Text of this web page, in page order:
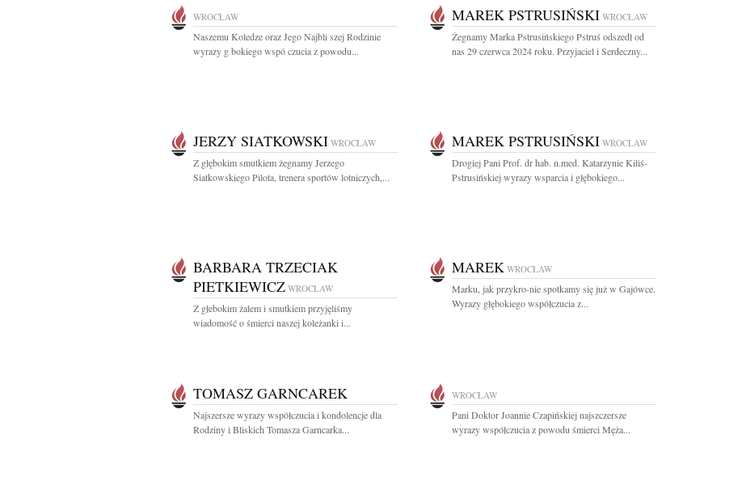
WROCŁAW
Naszemu Koledze oraz Jego Najbli szej Rodzinie
wyrazy g bokiego wspó czucia z powodu...
MAREK PSTRUSIŃSKI WROCŁAW
Żegnamy Marka Pstrusińskiego Pstruś odszedł od
nas 29 czerwca 2024 roku. Przyjaciel i Serdeczny...
JERZY SIATKOWSKI WROCŁAW
Z głębokim smutkiem żegnamy Jerzego
Siatkowskiego Pilota, trenera sportów lotniczych,...
MAREK PSTRUSIŃSKI WROCŁAW
Drogiej Pani Prof. dr hab. n.med. Katarzynie Kiliś-
Pstrusińskiej wyrazy wsparcia i głębokiego...
BARBARA TRZECIAK
PIETKIEWICZ WROCŁAW
Z głebokim żalem i smutkiem przyjęliśmy
wiadomość o śmierci naszej koleżanki i...
MAREK WROCŁAW
Marku, jak przykro-nie spotkamy się już w Gajówce.
Wyrazy głębokiego współczucia z...
TOMASZ GARNCAREK
Najszersze wyrazy współczucia i kondolencje dla
Rodziny i Bliskich Tomasza Garncarka...
WROCŁAW
Pani Doktor Joannie Czapińskiej najszczersze
wyrazy współczucia z powodu śmierci Męża...